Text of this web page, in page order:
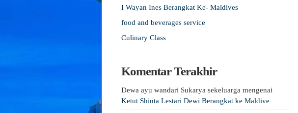
I Wayan Ines Berangkat Ke- Maldives
food and beverages service
Culinary Class
Komentar Terakhir
Dewa ayu wandari Sukarya sekeluarga mengenai
Ketut Shinta Lestari Dewi Berangkat ke Maldive